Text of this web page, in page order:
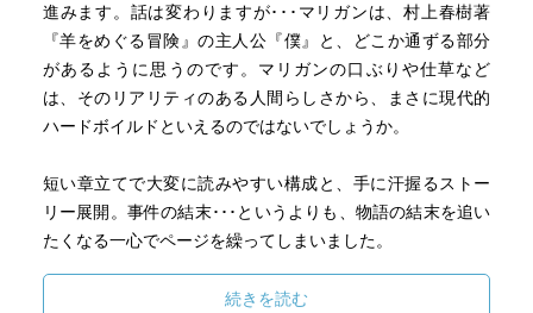
進みます。話は変わりますが･･･マリガンは、村上春樹著
『羊をめぐる冒険』の主人公『僕』と、どこか通ずる部分
があるように思うのです。マリガンの口ぶりや仕草など
は、そのリアリティのある人間らしさから、まさに現代的
ハードボイルドといえるのではないでしょうか。
短い章立てで大変に読みやすい構成と、手に汗握るストー
リー展開。事件の結末･･･というよりも、物語の結末を追い
たくなる一心でページを繰ってしまいました。
続きを読む